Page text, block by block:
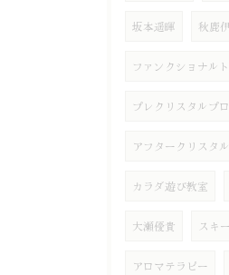
坂本遥暉 秋鹿
ファンクショナル
プレクリスタルプ
アフタークリスタ
カラダ遊び教室
大瀬優貴 スキ
アロマテラピー